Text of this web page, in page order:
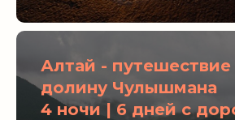
Алтай - путешествие
долину Чулышмана
4 ночи | 6 дней с